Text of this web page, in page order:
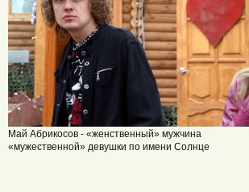
Май Абрикосов - «женственный» мужчина
«мужественной» девушки по имени Солнце